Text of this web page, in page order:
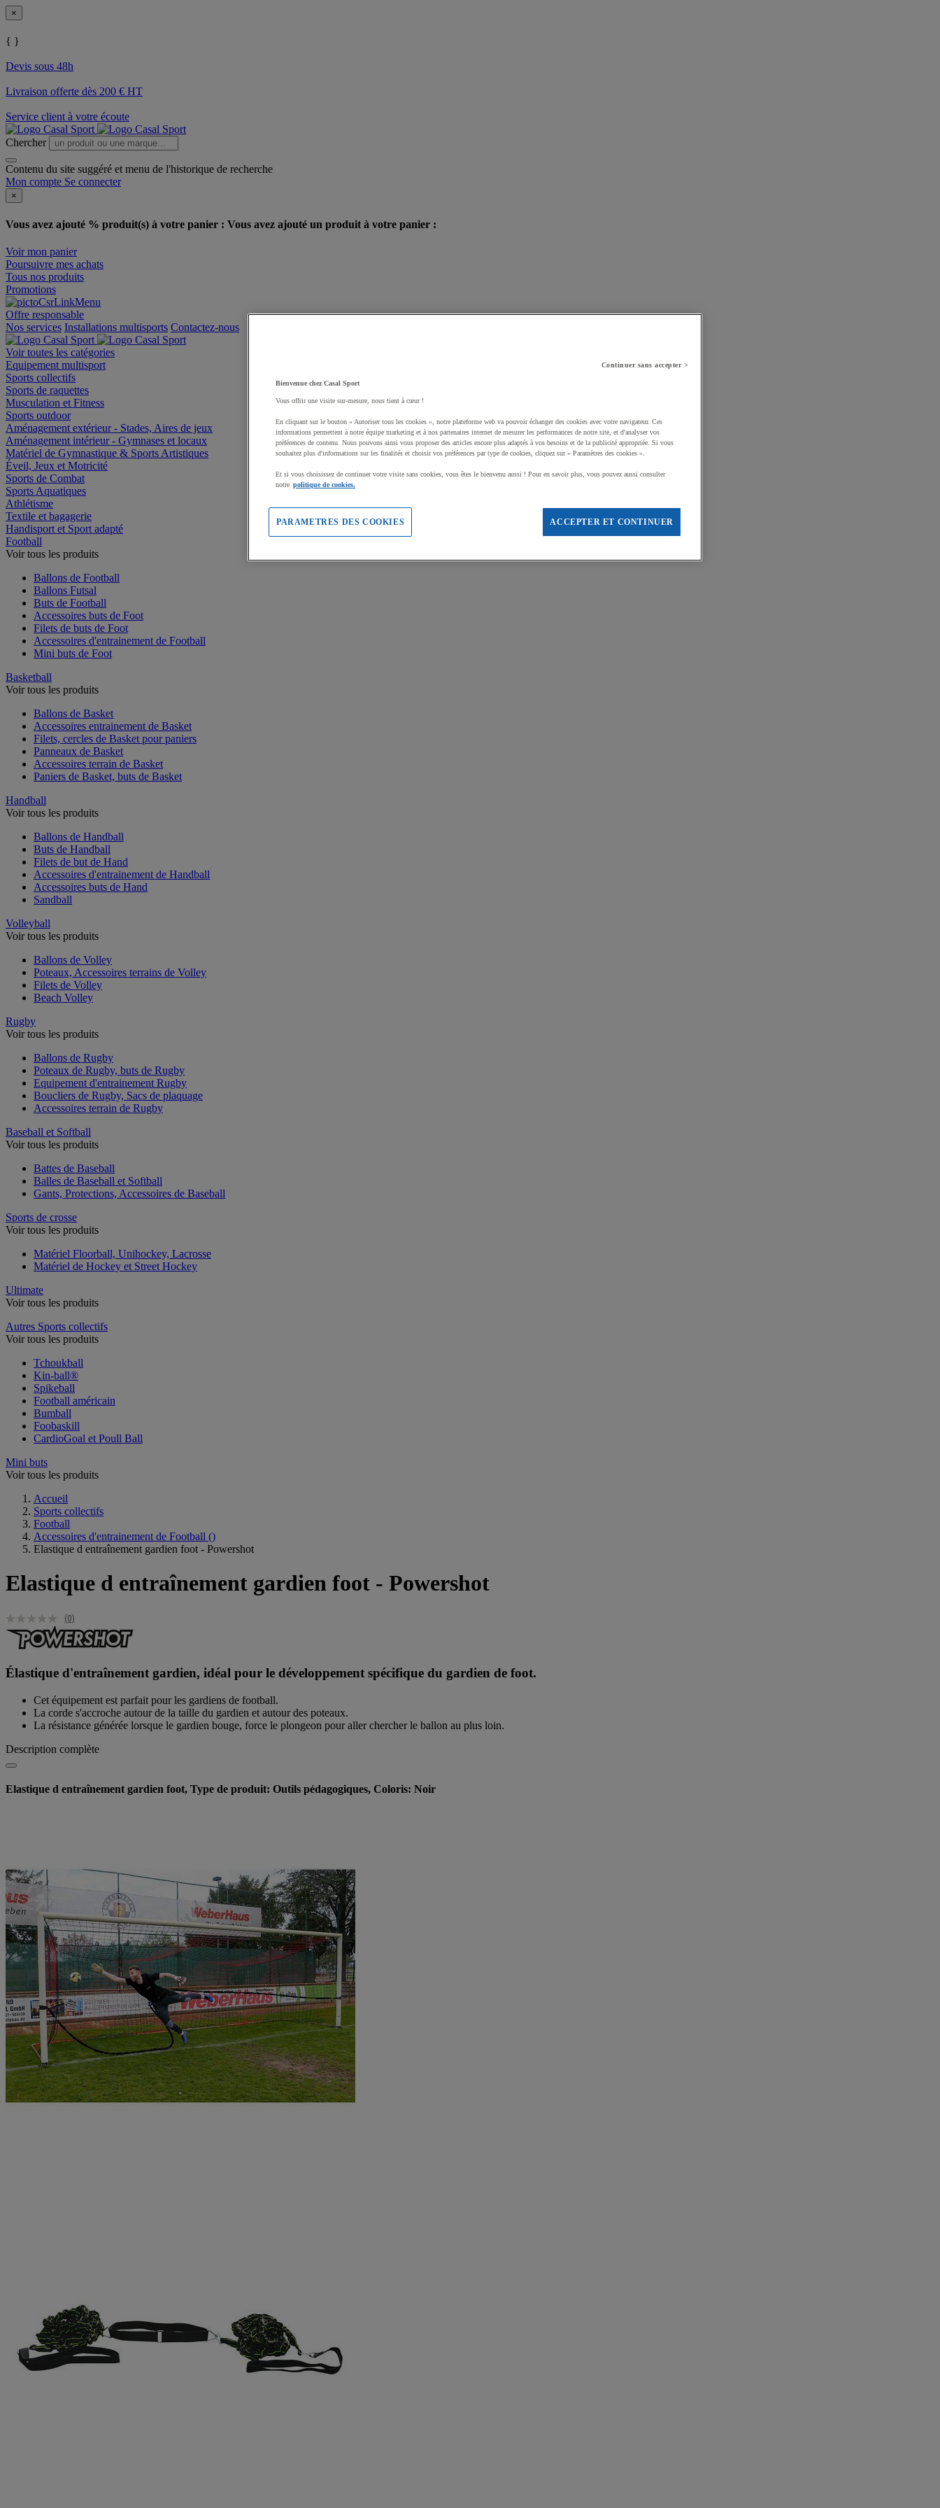
×
{ }
Devis sous 48h
Livraison offerte dès 200 € HT
Service client à votre écoute
Chercher
Contenu du site suggéré et menu de l'historique de recherche
Mon compte Se connecter
×
Vous avez ajouté % produit(s) à votre panier : Vous avez ajouté un produit à votre panier :
Voir mon panier
Poursuivre mes achats
Tous nos produits
Promotions
Offre responsable
Nos services Installations multisports Contactez-nous
Voir toutes les catégories
Equipement multisport
Sports collectifs
Sports de raquettes
Musculation et Fitness
Sports outdoor
Aménagement extérieur - Stades, Aires de jeux
Aménagement intérieur - Gymnases et locaux
Matériel de Gymnastique & Sports Artistiques
Éveil, Jeux et Motricité
Sports de Combat
Sports Aquatiques
Athlétisme
Textile et bagagerie
Handisport et Sport adapté
Football
Voir tous les produits
Ballons de Football
Ballons Futsal
Buts de Football
Accessoires buts de Foot
Filets de buts de Foot
Accessoires d'entrainement de Football
Mini buts de Foot
Basketball
Voir tous les produits
Ballons de Basket
Accessoires entrainement de Basket
Filets, cercles de Basket pour paniers
Panneaux de Basket
Accessoires terrain de Basket
Paniers de Basket, buts de Basket
Handball
Voir tous les produits
Ballons de Handball
Buts de Handball
Filets de but de Hand
Accessoires d'entrainement de Handball
Accessoires buts de Hand
Sandball
Volleyball
Voir tous les produits
Ballons de Volley
Poteaux, Accessoires terrains de Volley
Filets de Volley
Beach Volley
Rugby
Voir tous les produits
Ballons de Rugby
Poteaux de Rugby, buts de Rugby
Equipement d'entrainement Rugby
Boucliers de Rugby, Sacs de plaquage
Accessoires terrain de Rugby
Baseball et Softball
Voir tous les produits
Battes de Baseball
Balles de Baseball et Softball
Gants, Protections, Accessoires de Baseball
Sports de crosse
Voir tous les produits
Matériel Floorball, Unihockey, Lacrosse
Matériel de Hockey et Street Hockey
Ultimate
Voir tous les produits
Autres Sports collectifs
Voir tous les produits
Tchoukball
Kin-ball®
Spikeball
Football américain
Bumball
Foobaskill
CardioGoal et Poull Ball
Mini buts
Voir tous les produits
Accueil
Sports collectifs
Football
Accessoires d'entrainement de Football ()
Elastique d entraînement gardien foot - Powershot
Elastique d entraînement gardien foot - Powershot
(0)
Élastique d'entraînement gardien, idéal pour le développement spécifique du gardien de foot.
Cet équipement est parfait pour les gardiens de football.
La corde s'accroche autour de la taille du gardien et autour des poteaux.
La résistance générée lorsque le gardien bouge, force le plongeon pour aller chercher le ballon au plus loin.
Description complète
Elastique d entraînement gardien foot, Type de produit: Outils pédagogiques, Coloris: Noir
Continuer sans accepter >
Bienvenue chez Casal Sport
Vous offrir une visite sur-mesure, nous tient à cœur !
En cliquant sur le bouton « Autoriser tous les cookies », notre plateforme web va pouvoir échanger des cookies avec votre navigateur. Ces
informations permettent à notre équipe marketing et à nos partenaires internet de mesurer les performances de notre site, et d'analyser vos
préférences de contenu. Nous pouvons ainsi vous proposer des articles encore plus adaptés à vos besoins et de la publicité appropriée. Si vous
souhaitez plus d'informations sur les finalités et choisir vos préférences par type de cookies, cliquez sur « Paramètres des cookies ».
Et si vous choisissez de continuer votre visite sans cookies, vous êtes le bienvenu aussi ! Pour en savoir plus, vous pouvez aussi consulter
notre politique de cookies.
ACCEPTER ET CONTINUER
PARAMETRES DES COOKIES